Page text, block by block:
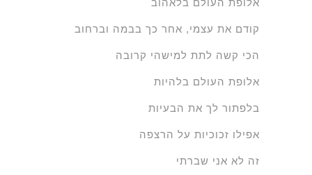
אלופת העולם בלאהוב
קודם את עצמי, אחר כך בבמה וברחוב
הכי קשה לתת למישהי קרובה
אלופת העולם בלהיות
בלפתור לך את הבעיות
אפילו זכוכיות על הרצפה
זה לא אני שברתי